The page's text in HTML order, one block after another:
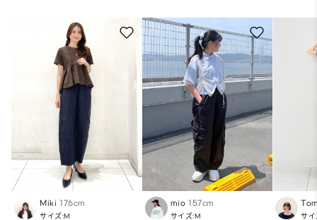
Miki 176cm
サイズ:M
mio 157cm
サイズ:M サ